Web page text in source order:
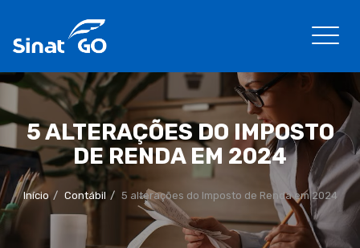
5 ALTERAÇÕES DO IMPOSTO
DE RENDA EM 2024
Início Contábil 5 alterações do Imposto de Renda em 2024